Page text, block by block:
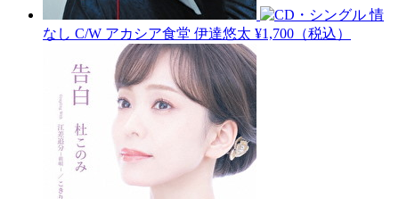
情
なし C/W アカシア食堂 伊達悠太 ¥1,700（税込）